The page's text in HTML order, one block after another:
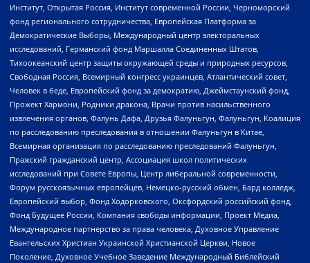
Институт, Открытая Россия, Институт современной России, Черноморский
фонд регионального сотрудничества, Европейская Платформа за
Демократические Выборы, Международный центр электоральных
исследований, Германский фонд Маршалла Соединенных Штатов,
Тихоокеанский центр защиты окружающей среды и природных ресурсов,
Свободная Россия, Всемирный конгресс украинцев, Атлантический совет,
Человек в беде, Европейский фонд за демократию, Джеймстаунский фонд,
Прожект Хармони, Родники дракона, Врачи против насильственного
извлечения органов, Фалунь Дафа, Друзья Фалуньгун, Фалуньгун, Коалиция
по расследованию преследования в отношении Фалуньгун в Китае,
Всемирная организация по расследованию преследований Фалуньгун,
Пражский гражданский центр, Ассоциация школ политических
исследований при Совете Европы, Центр либеральной современности,
Форум русскоязычных европейцев, Немецко-русский обмен, Бард колледж,
Европейский выбор, Фонд Ходорковского, Оксфордский российский фонд,
Фонд Будущее России, Компания свободы информации, Проект Медиа,
Международное партнерство за права человека, Духовное Управление
Евангельских Христиан Украинской Христианской Церкви, Новое
Поколение, Духовное Учебное Заведение Международный Библейский